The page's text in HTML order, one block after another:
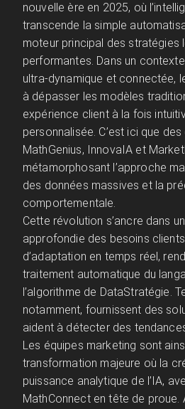
nouvelle ère en 2025, où
transcende la simple
moteur principal des stratégies
performantes. Dans un
ultra-dynamique et connectée,
à dépasser les modèles
expérience client à la fois
personnalisée. C’est ici que
MathGenius, InnovaIA et
métamorphosant l’approche
des données massives et la
comportementale.
Cette révolution s’ancre dans
approfondie des besoins
d’adaptation en temps réel,
traitement automatique du
l’algorithme de DataStratégie.
notamment, fournissent des
aident à détecter des
Les équipes marketing sont ainsi
transformation majeure où la
puissance analytique de l’IA,
MathConnect en tête de proue.